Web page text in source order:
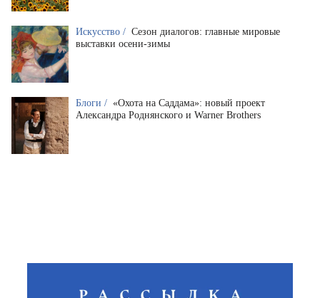
Искусство / Сезон диалогов: главные мировые
выставки осени-зимы
Блоги / «Охота на Саддама»: новый проект
Александра Роднянского и Warner Brothers